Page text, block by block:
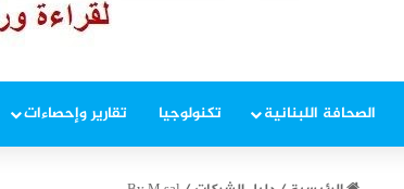
الصحافة اللبنانية تكنولوجيا تقارير وإحصاءات